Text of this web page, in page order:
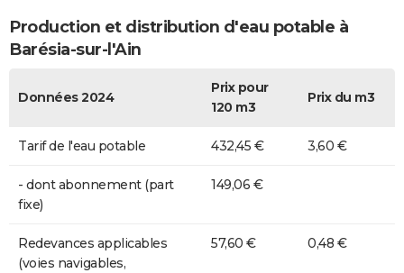
Production et distribution d'eau potable à
Barésia-sur-l'Ain
Données 2024
Prix pour
120 m3
Prix du m3
Tarif de l'eau potable 432,45 € 3,60 €
- dont abonnement (part
fixe)
149,06 €
Redevances applicables
(voies navigables,
57,60 € 0,48 €